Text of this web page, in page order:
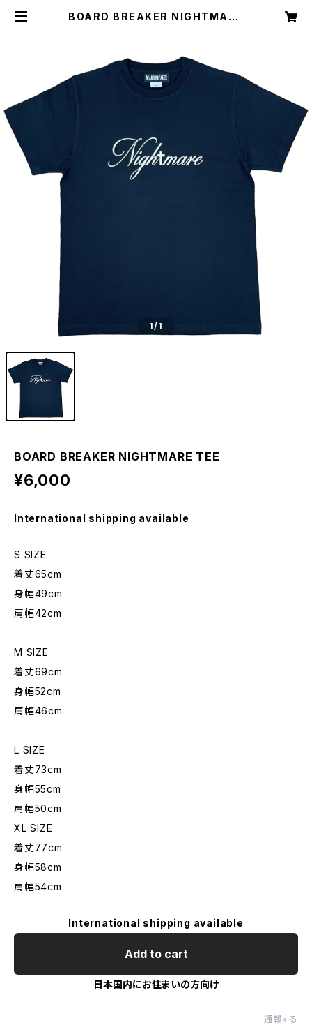
BOARD BREAKER NIGHTMARE
1/1
BOARD BREAKER NIGHTMARE TEE
¥6,000
International shipping available
S SIZE
着丈65cm
身幅49cm
肩幅42cm
M SIZE
着丈69cm
身幅52cm
肩幅46cm
L SIZE
着丈73cm
身幅55cm
肩幅50cm
XL SIZE
着丈77cm
身幅58cm
肩幅54cm
International shipping available
Add to cart
日本国内にお住まいの方向け
通報する